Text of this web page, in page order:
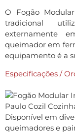
O Fogão
tradicional
externamente
queimador em
equipamento é a
Especificações /
Disponível em
queimadores e